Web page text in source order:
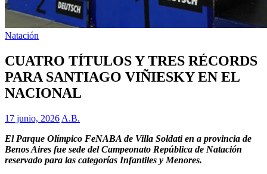
Natación
CUATRO TÍTULOS Y TRES RÉCORDS
PARA SANTIAGO VIÑIESKY EN EL
NACIONAL
17 junio, 2026 A.B.
El Parque Olímpico FeNABA de Villa Soldati en a provincia de
Benos Aires fue sede del Campeonato República de Natación
reservado para las categorías Infantiles y Menores.